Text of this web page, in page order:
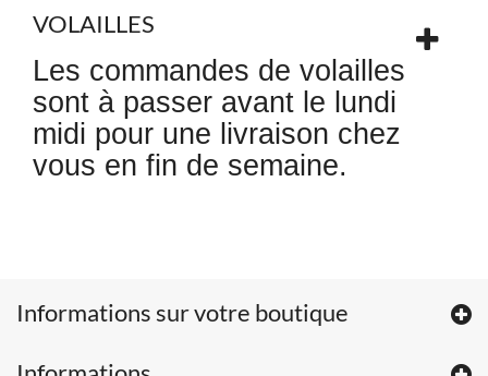
VOLAILLES
Les commandes de volailles
sont à passer avant le lundi
midi pour une livraison chez
vous en fin de semaine.
Informations sur votre boutique